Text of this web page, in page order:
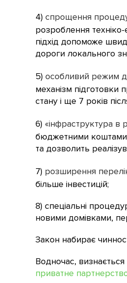
4) спрощення
розроблення
підхід допоможе
дороги локального
5) особливий режим
механізм
стану і ще 7 років
6) «інфраструктура в
бюджетними коштами
та дозволить
7) розширення
більше інвестицій;
8) спеціальні
новими домівками,
Закон набирає
Водночас,
приватне